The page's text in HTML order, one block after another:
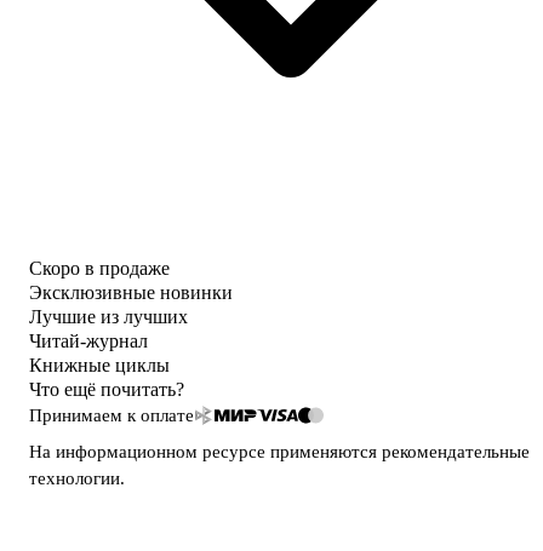
Скоро в продаже
Эксклюзивные новинки
Лучшие из лучших
Читай-журнал
Книжные циклы
Что ещё почитать?
Принимаем к оплате
На информационном ресурсе применяются рекомендательные
технологии.